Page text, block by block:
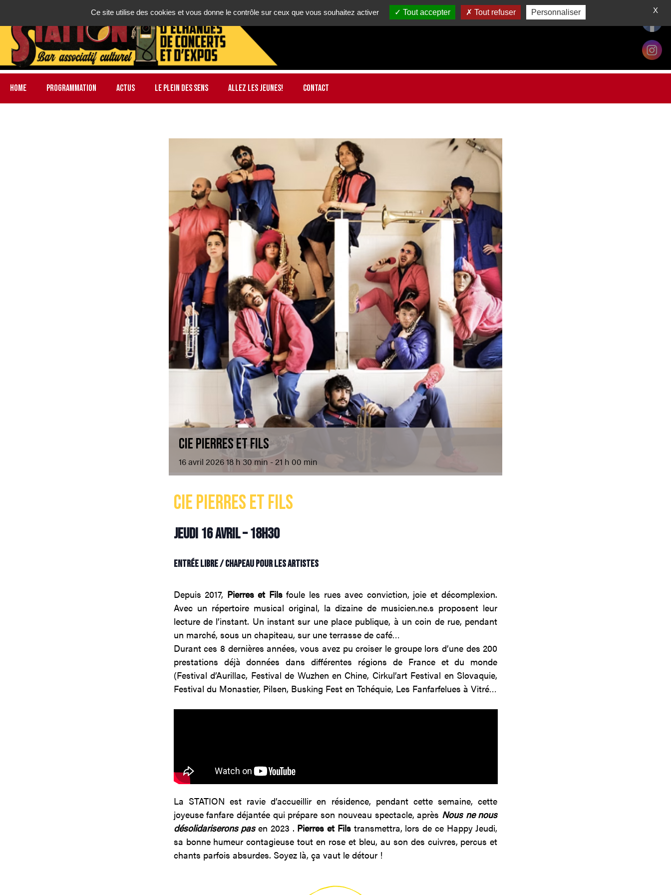
HOME PROGRAMMATION ACTUS LE PLEIN DES SENS ALLEZ LES JEUNES! CONTACT
Cie PIERRES et FILS
16avril 202618 h 30 min - 21 h 00 min
Cie PIERRES et FILS
jeudi 16 avril – 18h30
entrée libre / chapeau pour les artistes
Depuis 2017, Pierres et Filsfoule les rues avec conviction, joie et décomplexion.
Avec un répertoire musical original, la dizaine de musicien.ne.s proposent leur
lecture de l’instant. Un instant sur une place publique, à un coin de rue, pendant
un marché, sous un chapiteau, sur une terrasse de café…
Durant ces 8 dernières années, vous avez pu croiser le groupe lors d’une des 200
prestations déjà données dans différentes régions de France et du monde
(Festival d’Aurillac, Festival de Wuzhen en Chine, Cirkul’art Festival en Slovaquie,
Festival du Monastier, Pilsen, Busking Fest en Tchéquie, Les Fanfarfelues à Vitré…
La STATION est ravie d’accueillir en résidence, pendant cette semaine, cette
joyeuse fanfare déjantée qui prépare son nouveau spectacle, après Nous ne nous
désolidariserons pasen 2023 . Pierres et Fils transmettra, lors de ce Happy Jeudi,
sa bonne humeur contagieuse tout en rose et bleu, au son des cuivres, percus et
chants parfois absurdes. Soyez là, ça vaut le détour !
X
Ce site utilise des cookies et vous donne le contrôle sur ceux que vous souhaitez activer Tout accepter Tout refuser Personnaliser